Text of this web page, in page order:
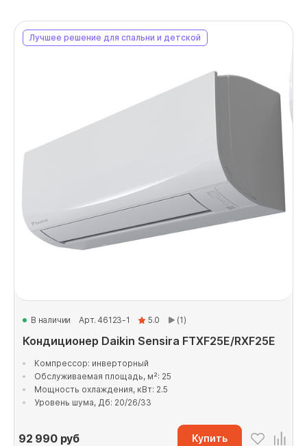
Лучшее решение для спальни и детской
В наличии Арт. 46123-1 5.0 (1)
Кондиционер Daikin Sensira FTXF25E/RXF25E
Компрессор: инверторный
Обслуживаемая площадь, м²: 25
Мощность охлаждения, кВт: 2.5
Уровень шума, Дб: 20/26/33
92 990руб Купить